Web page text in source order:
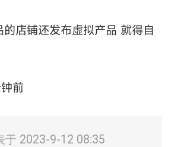
店铺还发布虚拟产品 就得自
前
于 2023-9-12 08:35